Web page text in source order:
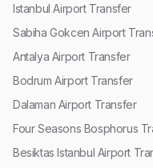
Istanbul Airport Transfer
Sabiha Gokcen Airport
Antalya Airport Transfer
Bodrum Airport Transfer
Dalaman Airport Transfer
Four Seasons Bosphorus
Besiktas Istanbul Airport